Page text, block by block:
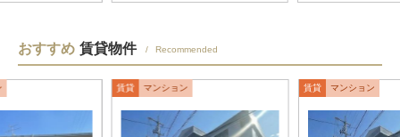
おすすめ 賃貸物件 Recommended
賃貸 マンション 賃貸 マンション